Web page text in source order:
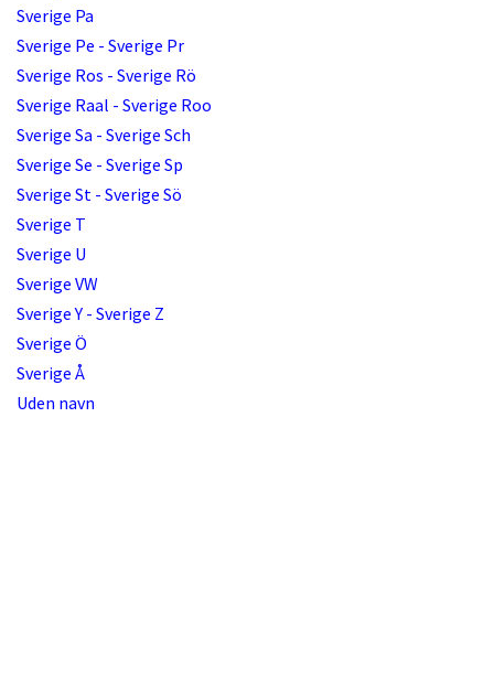
Sverige Pa
Sverige Pe - Sverige Pr
Sverige Ros - Sverige Rö
Sverige Raal - Sverige Roo
Sverige Sa - Sverige Sch
Sverige Se - Sverige Sp
Sverige St - Sverige Sö
Sverige T
Sverige U
Sverige VW
Sverige Y - Sverige Z
Sverige Ö
Sverige Å
Uden navn